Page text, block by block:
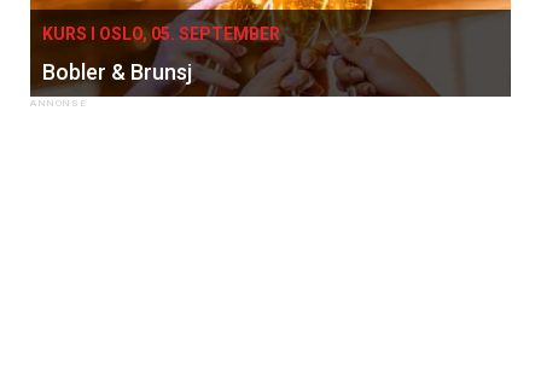
KURS I OSLO, 05. SEPTEMBER
Bobler & Brunsj